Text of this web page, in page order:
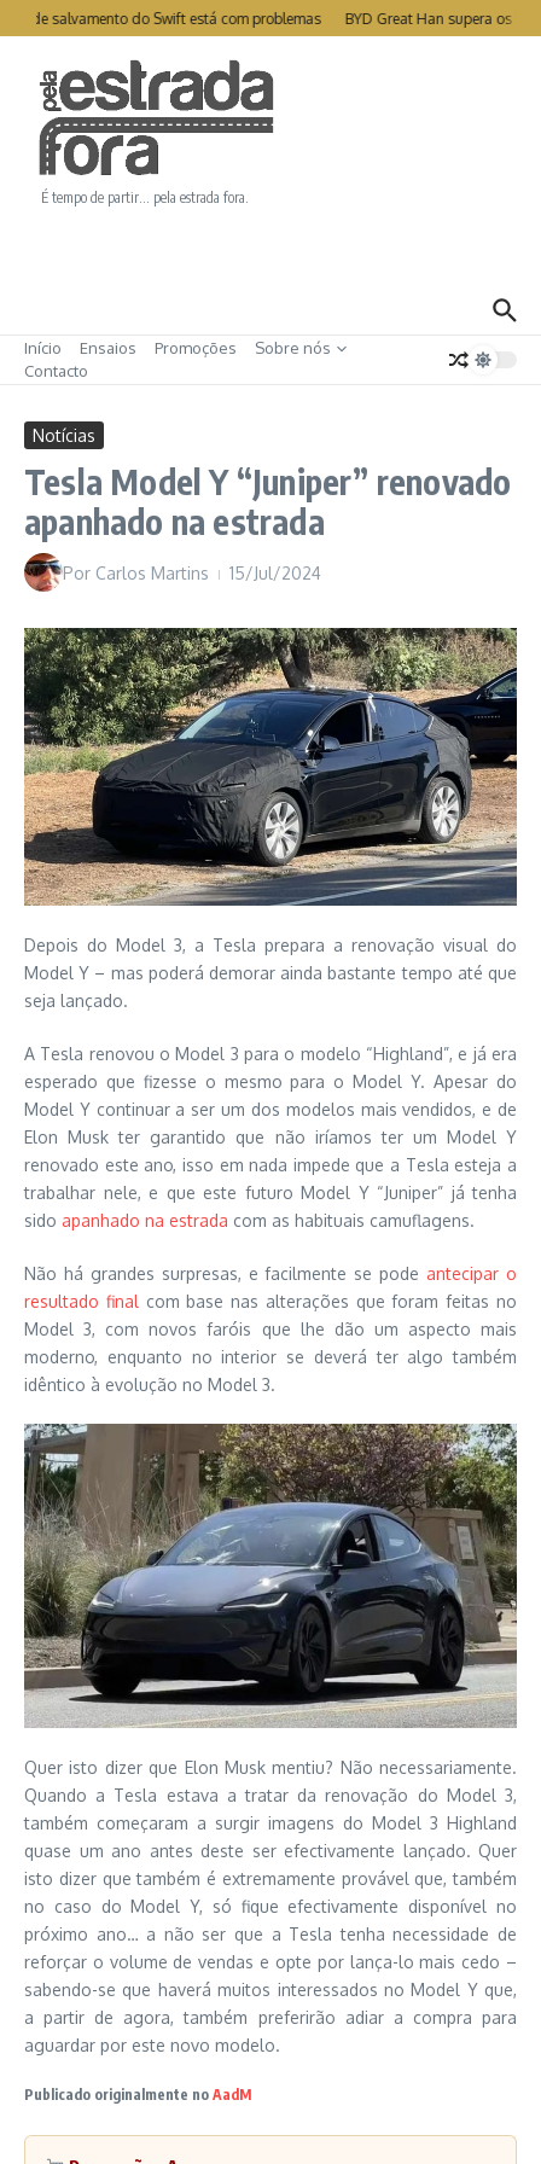
Ir para o conteúdo
de salvamento do Swift está com problemas BYD Great Han supera os
É tempo de partir… pela estrada fora.
Início Ensaios Promoções
Sobre nós
Contacto
Notícias
Tesla Model Y “Juniper” renovado
apanhado na estrada
Por Carlos Martins 15/Jul/2024
Depois do Model 3, a Tesla prepara a renovação visual do
Model Y – mas poderá demorar ainda bastante tempo até que
seja lançado.
A Tesla renovou o Model 3 para o modelo “Highland”, e já era
esperado que fizesse o mesmo para o Model Y. Apesar do
Model Y continuar a ser um dos modelos mais vendidos, e de
Elon Musk ter garantido que não iríamos ter um Model Y
renovado este ano, isso em nada impede que a Tesla esteja a
trabalhar nele, e que este futuro Model Y “Juniper” já tenha
sido apanhado na estrada com as habituais camuflagens.
Não há grandes surpresas, e facilmente se pode antecipar o
resultado final com base nas alterações que foram feitas no
Model 3, com novos faróis que lhe dão um aspecto mais
moderno, enquanto no interior se deverá ter algo também
idêntico à evolução no Model 3.
Quer isto dizer que Elon Musk mentiu? Não necessariamente.
Quando a Tesla estava a tratar da renovação do Model 3,
também começaram a surgir imagens do Model 3 Highland
quase um ano antes deste ser efectivamente lançado. Quer
isto dizer que também é extremamente provável que, também
no caso do Model Y, só fique efectivamente disponível no
próximo ano… a não ser que a Tesla tenha necessidade de
reforçar o volume de vendas e opte por lança-lo mais cedo –
sabendo-se que haverá muitos interessados no Model Y que,
a partir de agora, também preferirão adiar a compra para
aguardar por este novo modelo.
Publicado originalmente no AadM